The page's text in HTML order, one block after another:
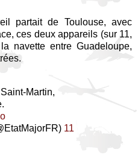
partait de Toulouse, avec
ces deux appareils (sur 11,
navette entre Guadeloupe,
Martin,
11